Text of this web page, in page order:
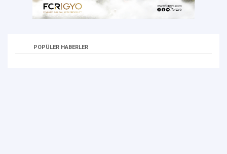
POPÜLER HABERLER